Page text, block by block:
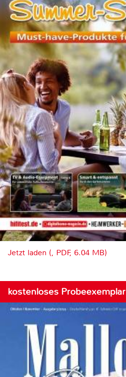
Jetzt laden (, PDF, 6.04 MB)
kostenloses Probeexemplar